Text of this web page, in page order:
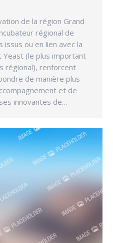
de la région Grand
régional de
ou en lien avec la
Yeast (le plus important
régional), renforcent
de manière plus
et de
innovantes de…